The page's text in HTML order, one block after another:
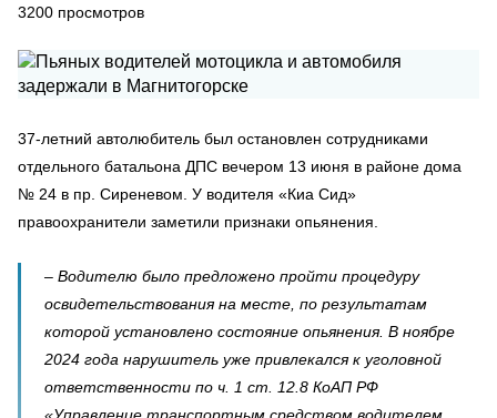
3200 просмотров
37-летний автолюбитель был остановлен сотрудниками
отдельного батальона ДПС вечером 13 июня в районе дома
№ 24 в пр. Сиреневом. У водителя «Киа Сид»
правоохранители заметили признаки опьянения.
– Водителю было предложено пройти процедуру
освидетельствования на месте, по результатам
которой установлено состояние опьянения. В ноябре
2024 года нарушитель уже привлекался к уголовной
ответственности по ч. 1 ст. 12.8 КоАП РФ